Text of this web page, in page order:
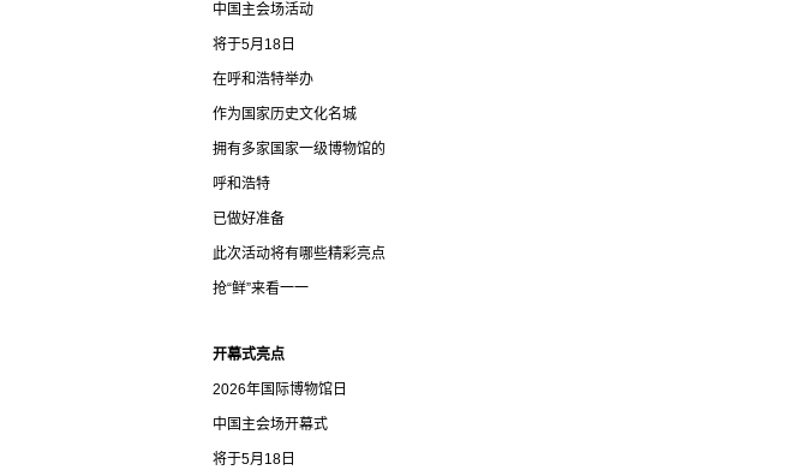
中国主会场活动
将于5月18日
在呼和浩特举办
作为国家历史文化名城
拥有多家国家一级博物馆的
呼和浩特
已做好准备
此次活动将有哪些精彩亮点
抢“鲜”来看一一
开幕式亮点
2026年国际博物馆日
中国主会场开幕式
将于5月18日